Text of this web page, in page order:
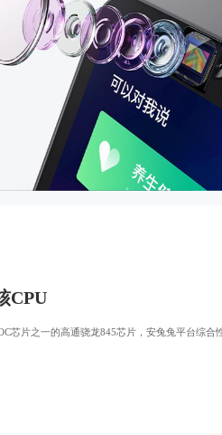
CPU
芯片之一的高通骁龙845芯片，安兔兔平台综合